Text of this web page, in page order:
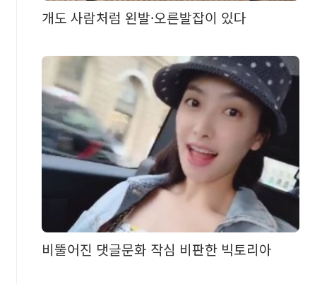
개도 사람처럼 왼발·오른발잡이 있다
비뚤어진 댓글문화 작심 비판한 빅토리아